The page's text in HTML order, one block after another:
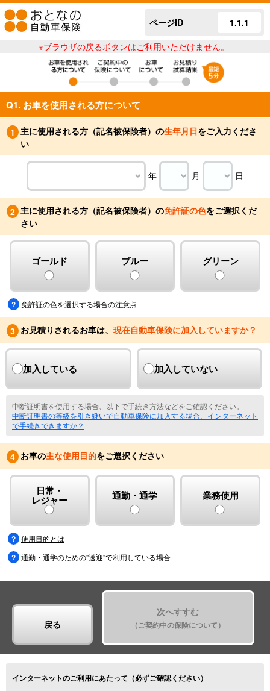
ページID
1.1.1
※ブラウザの戻るボタンはご利用いただけません。
Q1. お車を使用される方について
1 主に使用される方（記名被保険者）の生年月日をご入力くださ
い
年 月 日
2 主に使用される方（記名被保険者）の免許証の色をご選択くだ
さい
ゴールド ブルー グリーン
免許証の色を選択する場合の注意点
3 お見積りされるお車は、 現在自動車保険に加入していますか？
加入している 加入していない
中断証明書を使用する場合、以下で手続き方法などをご確認ください。
中断証明書の等級を引き継いで自動車保険に加入する場合、インターネット
で手続きできますか？
4 お車の主な使用目的をご選択ください
日常・
レジャー 通勤・通学 業務使用
使用目的とは
通勤・通学のための"送迎"で利用している場合
戻る
次へすすむ
（ご契約中の保険について）
インターネットのご利用にあたって（必ずご確認ください）